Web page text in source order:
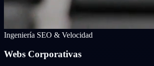
Ingeniería SEO & Velocidad
Webs Corporativas